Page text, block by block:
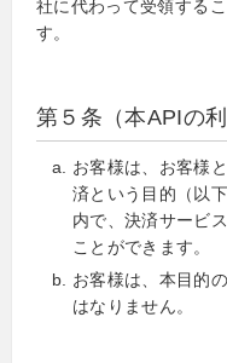
社に代わって受領する
す。
第５条（本APIの利
お客様は、お客様
済という目的（以
内で、決済サービ
ことができます。
お客様は、本目的
はなりません。